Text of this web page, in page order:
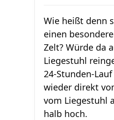
Wie heißt denn
einen
Zelt? Würde da
Liegestuhl
24-Stunden-
wieder direkt
vom Liegestuhl
halb hoch.